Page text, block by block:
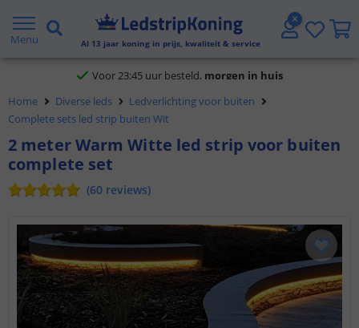
Menu Al 13 jaar koning in prijs, kwaliteit & service
Klantbeoordeling 9.1
Voor 23:45 uur besteld, morgen in huis
Home
Diverse leds
Ledverlichting voor buiten
Complete sets led strip buiten Wit
2 meter Warm Witte led strip voor buiten
complete set
(60 reviews)